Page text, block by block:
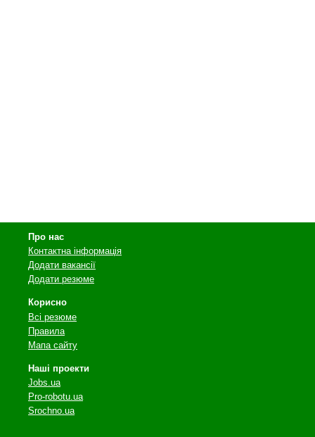
Про нас
Контактна інформація
Додати вакансії
Додати резюме
Корисно
Всі резюме
Правила
Мапа сайту
Наші проекти
Jobs.ua
Pro-robotu.ua
Srochno.ua